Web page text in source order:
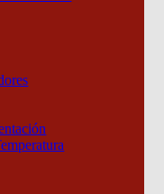
de